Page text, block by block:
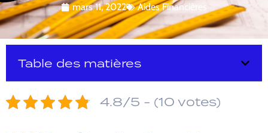
mars 11, 2022 Aides Financières
Table des matières
4.8/5 - (10 votes)